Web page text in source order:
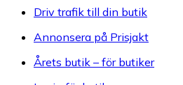
Driv trafik till din butik
Annonsera på Prisjakt
Årets butik – för butiker